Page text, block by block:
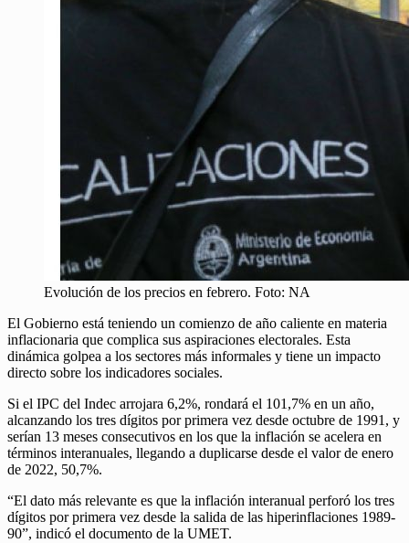
Evolución de los precios en febrero. Foto: NA
El Gobierno está teniendo un comienzo de año caliente en materia
inflacionaria que complica sus aspiraciones electorales. Esta
dinámica golpea a los sectores más informales y tiene un impacto
directo sobre los indicadores sociales.
Si el IPC del Indec arrojara 6,2%, rondará el 101,7% en un año,
alcanzando los tres dígitos por primera vez desde octubre de 1991, y
serían 13 meses consecutivos en los que la inflación se acelera en
términos interanuales, llegando a duplicarse desde el valor de enero
de 2022, 50,7%.
“El dato más relevante es que la inflación interanual perforó los tres
dígitos por primera vez desde la salida de las hiperinflaciones 1989-
90”, indicó el documento de la UMET.